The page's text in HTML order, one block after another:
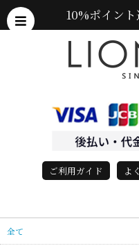
10%ポイント
ご利用ガイド よ
全て